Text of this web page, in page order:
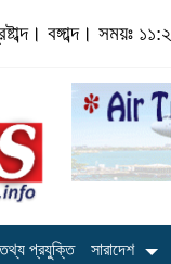
বঙ্গাব্দ। সময়ঃ
তথ্য প্রযুক্তি সারাদেশ